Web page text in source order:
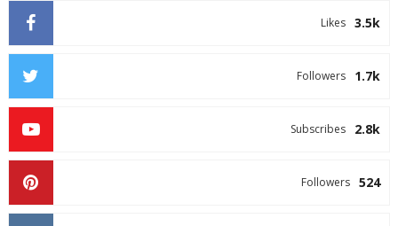
3.5k
Likes
1.7k
Followers
2.8k
Subscribes
524
Followers